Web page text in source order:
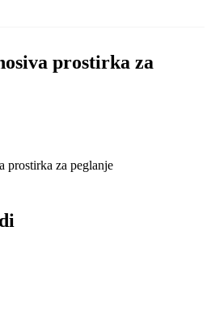
prostirka za
prostirka za peglanje